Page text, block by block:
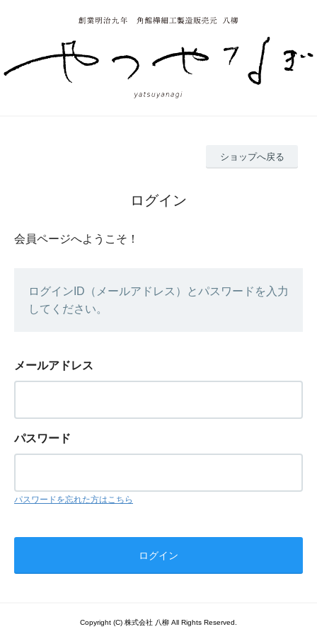
ショップへ戻る
ログイン
会員ページへようこそ！
ログインID（メールアドレス）とパスワードを入力
してください。
メールアドレス
パスワード
パスワードを忘れた方はこちら
Copyright (C) 株式会社 八柳 All Rights Reserved.